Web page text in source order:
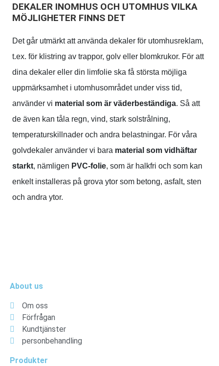
DEKALER INOMHUS OCH UTOMHUS VILKA
MÖJLIGHETER FINNS DET
Det går utmärkt att använda dekaler för utomhusreklam,
t.ex. för klistring av trappor, golv eller blomkrukor. För att
dina dekaler eller din limfolie ska få största möjliga
uppmärksamhet i utomhusområdet under viss tid,
använder vi material som är väderbeständiga. Så att
de även kan tåla regn, vind, stark solstrålning,
temperaturskillnader och andra belastningar. För våra
golvdekaler använder vi bara material som vidhäftar
starkt, nämligen PVC-folie, som är halkfri och som kan
enkelt installeras på grova ytor som betong, asfalt, sten
och andra ytor.
About us
Om oss
Förfrågan
Kundtjänster
personbehandling
Produkter